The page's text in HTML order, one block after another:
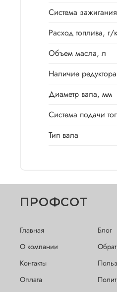
Система зажигания
Расход топлива, г/
Объем масла, л
Наличие редуктора
Диаметр вала, мм
Система подачи
Тип вала
ПРОФСОТ
Главная
О компании
Контакты
Оплата
Блог